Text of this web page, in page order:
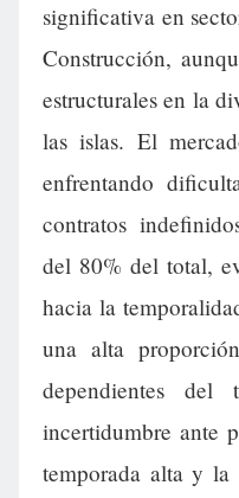
significativa en
Construcción,
estructurales en la
las islas. El
enfrentando
contratos
del 80% del total,
hacia la
una alta
dependientes
incertidumbre ante
temporada alta y